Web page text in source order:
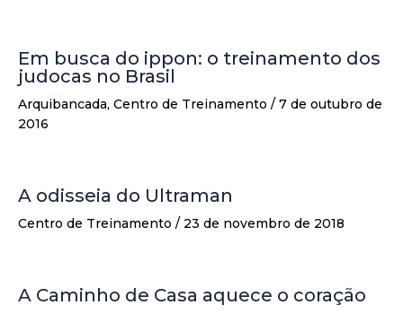
Em busca do ippon: o treinamento dos
judocas no Brasil
Arquibancada, Centro de Treinamento / 7 de outubro de
2016
A odisseia do Ultraman
Centro de Treinamento / 23 de novembro de 2018
A Caminho de Casa aquece o coração